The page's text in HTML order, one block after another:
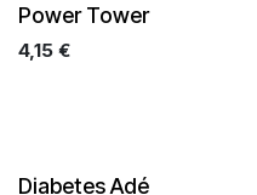
Power Tower
4,15 €
Diabetes Adé